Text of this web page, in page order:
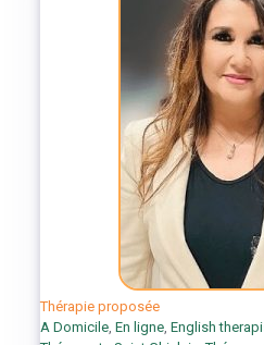
Thérapie proposée
A Domicile, En ligne, English